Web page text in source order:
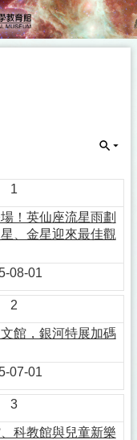
1
！英仙座流星雨劃
、金星迎來最佳觀
08-01
2
館，銀河特展加碼
07-01
3
科教館與兒童新樂